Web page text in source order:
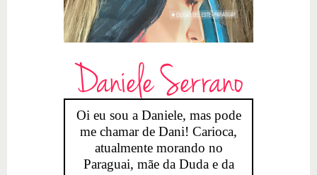
Daniele Serrano
Oi eu sou a Daniele, mas pode
me chamar de Dani! Carioca,
atualmente morando no
Paraguai, mãe da Duda e da